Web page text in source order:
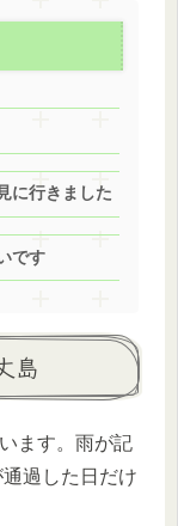
に行きました
です
島
ます。雨が記
過した日だけ